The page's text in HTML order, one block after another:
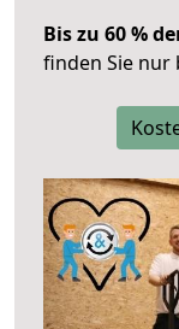
Bis zu 60 %
finden Sie nur